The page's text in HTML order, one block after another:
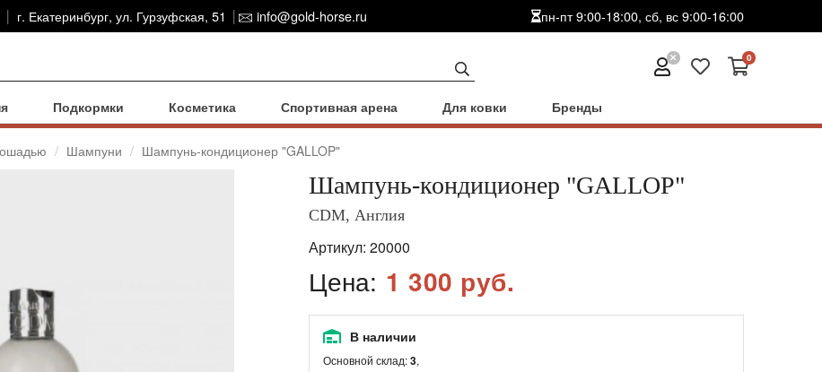
г. Екатеринбург, ул. Гурзуфская, 51 info@gold-horse.ru пн-пт 9:00-18:00, сб, вс 9:00-16:00
0
Подкормки Косметика Спортивная арена Для ковки Бренды
Шампуни Шампунь-кондиционер "GALLOP"
Шампунь-кондиционер "GALLOP"
CDM, Англия
Артикул: 20000
Цена: 1 300 руб.
В наличии
Основной склад:3,